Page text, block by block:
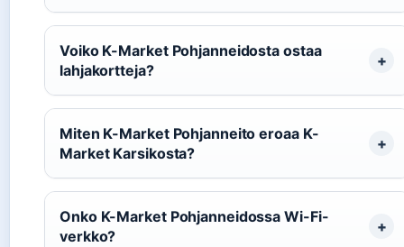
Voiko K-Market Pohjanneidosta ostaa
lahjakortteja?
Miten K-Market Pohjanneito eroaa K-
Market Karsikosta?
Onko K-Market Pohjanneidossa Wi-Fi-
verkko?